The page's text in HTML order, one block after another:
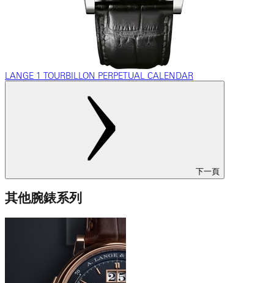
LANGE 1 TOURBILLON PERPETUAL CALENDAR
下一頁
其他腕錶系列